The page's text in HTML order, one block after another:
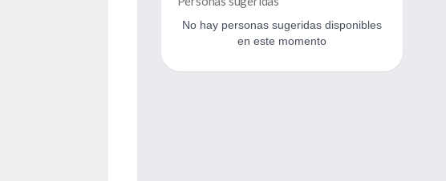
No hay personas sugeridas disponibles
en este momento